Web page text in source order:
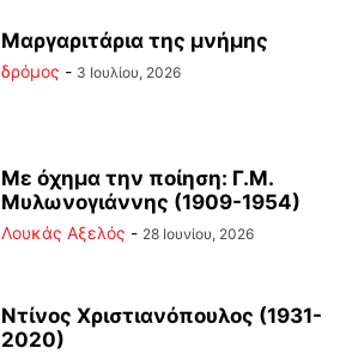
Μαργαριτάρια της μνήμης
δρόμος - 3 Ιουλίου, 2026
Με όχημα την ποίηση: Γ.Μ.
Μυλωνογιάννης (1909-1954)
Λουκάς Αξελός - 28 Ιουνίου, 2026
Ντίνος Χριστιανόπουλος (1931-
2020)